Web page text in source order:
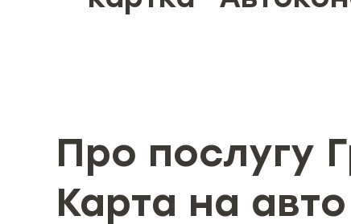
Страхові ризики та
Мінімальний та максимальний
розмір страхової суми
Про послугу
Карта на авто